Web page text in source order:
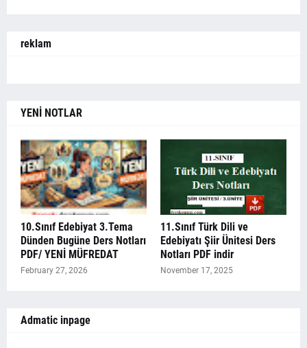
reklam
YENİ NOTLAR
10.Sınıf Edebiyat 3.Tema
Dünden Bugüne Ders Notları
PDF/ YENİ MÜFREDAT
February 27, 2026
11.Sınıf Türk Dili ve
Edebiyatı Şiir Ünitesi Ders
Notları PDF indir
November 17, 2025
Admatic inpage